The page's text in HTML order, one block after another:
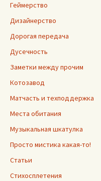
Геймерство
Дизайнерство
Дорогая передача
Дусечность
Заметки между прочим
Котозавод
Матчасть и техподдержка
Места обитания
Музыкальная шкатулка
Просто мистика какая-то!
Статьи
Стихосплетения